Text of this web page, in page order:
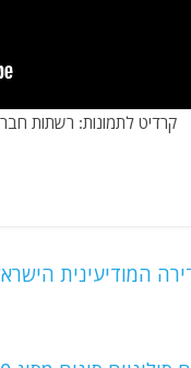
המודיעינית